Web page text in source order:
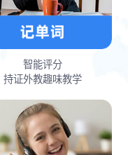
智能评分
持证外教趣味教学